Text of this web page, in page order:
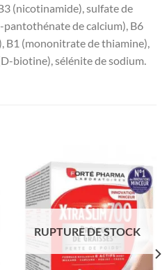
(nicotinamide), sulfate de
pantothénate de calcium), B6
B1 (mononitrate de thiamine),
biotine), sélénite de sodium.
RUPTURE DE STOCK